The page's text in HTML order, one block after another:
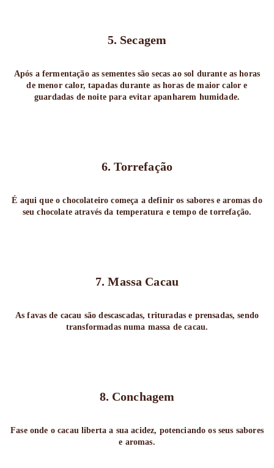
5. Secagem
Após a fermentação as sementes são secas ao sol durante as horas
de menor calor, tapadas durante as horas de maior calor e
guardadas de noite para evitar apanharem humidade.
6. Torrefação
É aqui que o chocolateiro começa a definir os sabores e aromas do
seu chocolate através da temperatura e tempo de torrefação.
7. Massa Cacau
As favas de cacau são descascadas, trituradas e prensadas, sendo
transformadas numa massa de cacau.
8. Conchagem
Fase onde o cacau liberta a sua acidez, potenciando os seus sabores
e aromas.